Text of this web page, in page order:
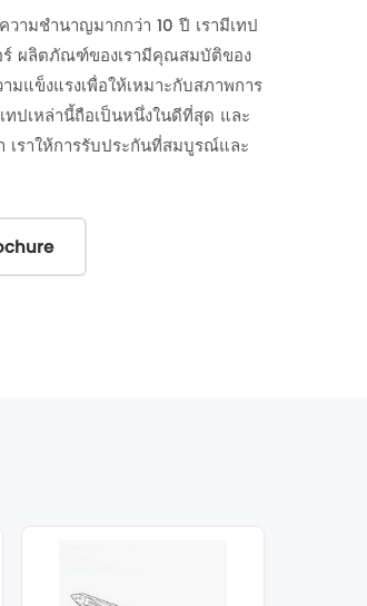
ามชำนาญมากกว่า 10 ปี เรามีเทป
ร์ ผลิตภัณฑ์ของเรามีคุณสมบัติของ
แข็งแรงเพื่อให้เหมาะกับสภาพการ
ปเหล่านี้ถือเป็นหนึ่งในดีที่สุด และ
เราให้การรับประกันที่สมบูรณ์และ